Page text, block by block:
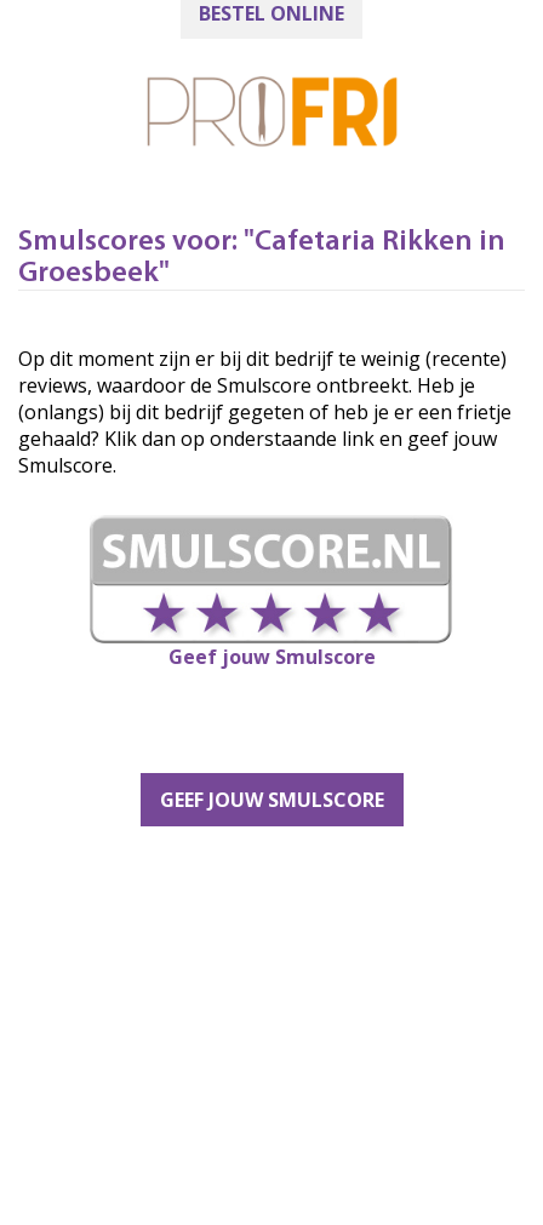
BESTEL ONLINE
Smulscores voor: "Cafetaria Rikken in
Groesbeek"
Op dit moment zijn er bij dit bedrijf te weinig (recente)
reviews, waardoor de Smulscore ontbreekt. Heb je
(onlangs) bij dit bedrijf gegeten of heb je er een frietje
gehaald? Klik dan op onderstaande link en geef jouw
Smulscore.
Geef jouw Smulscore
GEEF JOUW SMULSCORE